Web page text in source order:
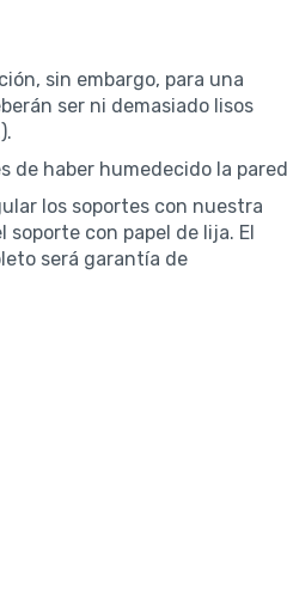
sin embargo, para una
ser ni demasiado lisos
de haber humedecido la
los soportes con nuestra
soporte con papel de lija. El
será garantía de